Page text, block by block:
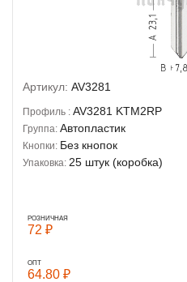
Артикул: AV3281
Профиль : AV3281 KTM2RP
Группа: Автопластик
Кнопки: Без кнопок
Упаковка: 25 штук (коробка)
РОЗНИЧНАЯ
72 ₽
ОПТ
64.80 ₽